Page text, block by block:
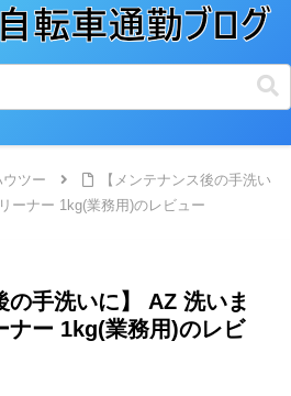
ツー
【メンテナンス後の手洗い
ーナー 1kg(業務用)のレビュー
の手洗いに】 AZ 洗いま
ナー 1kg(業務用)のレビ